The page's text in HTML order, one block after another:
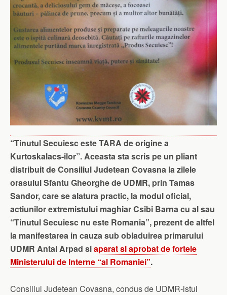
“Tinutul Secuiesc este TARA de origine a
Kurtoskalacs-ilor”. Aceasta sta scris pe un pliant
distribuit de Consiliul Judetean Covasna la zilele
orasului Sfantu Gheorghe de UDMR, prin Tamas
Sandor, care se alatura practic, la modul oficial,
actiunilor extremistului maghiar Csibi Barna cu al sau
“Tinutul Secuiesc nu este Romania”, prezent de altfel
la manifestarea in cauza sub obladuirea primarului
UDMR Antal Arpad siaparat si aprobat de fortele
Ministerului de Interne “al Romaniei”.
Consiliul Judetean Covasna, condus de UDMR-istul